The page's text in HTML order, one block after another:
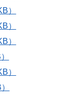
）
）
）
）